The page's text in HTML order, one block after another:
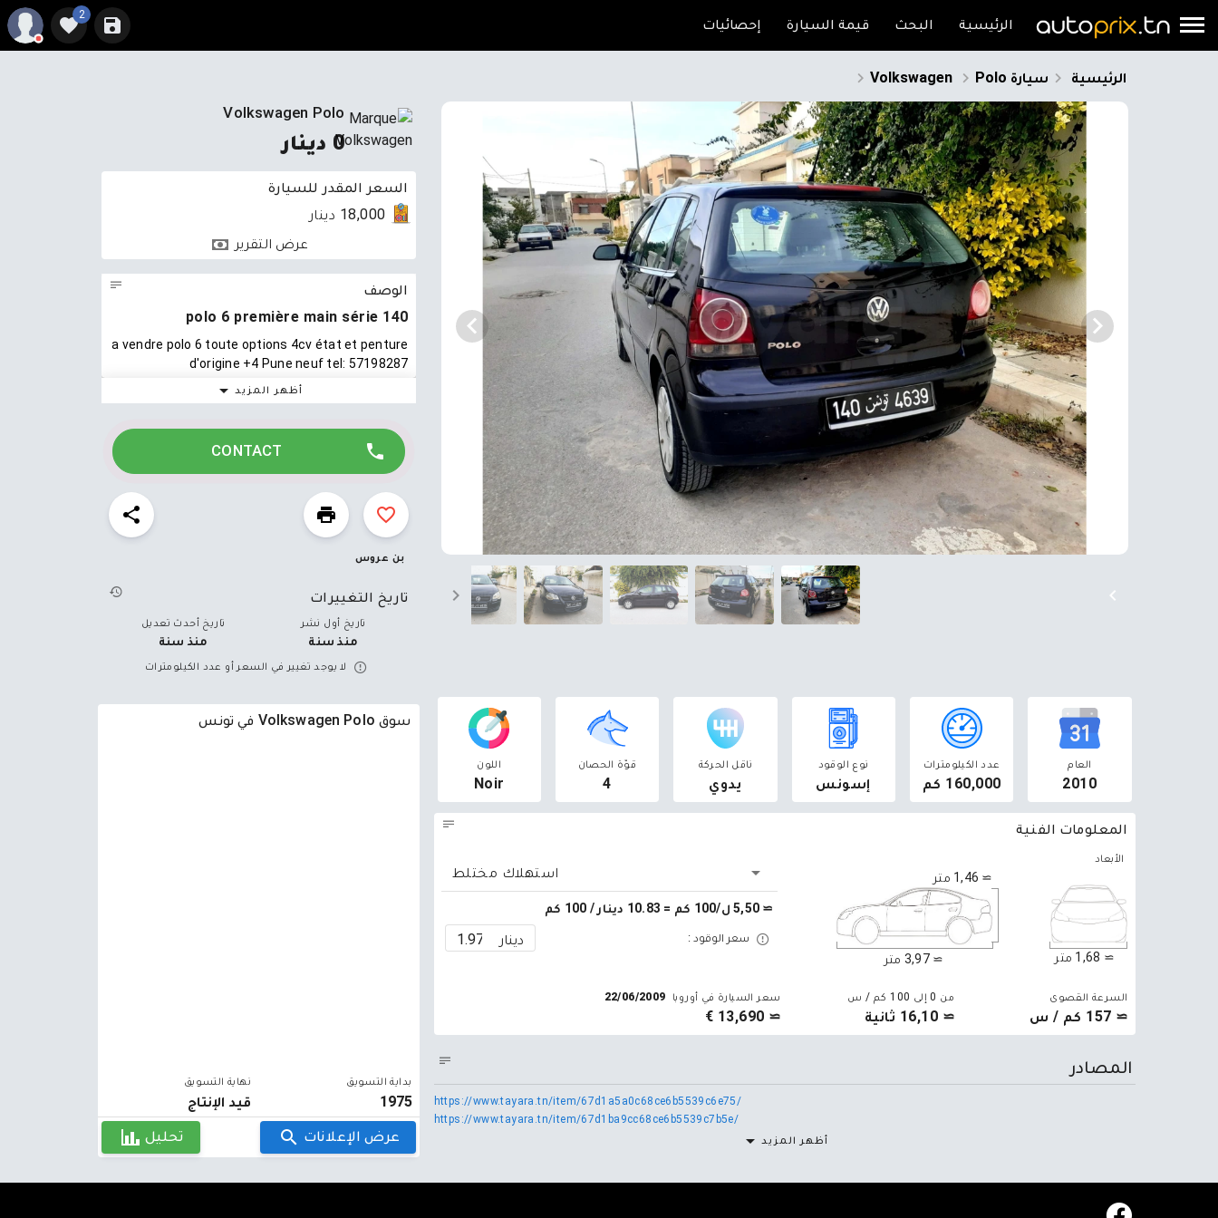
الرئيسية البحث قيمة السيارة إحصائيات
2
الرئيسية سيارة Volkswagen Polo
Volkswagen Polo
0 دينار
السعر المقدر للسيارة
18,000 دينار
عرض التقرير
الوصف
polo 6 première main série 140
a vendre polo 6 toute options 4cv état et penture
d'origine +4 Pune neuf tel: 57198287
أظهر المزيد
CONTACT
بن عروس
تاريخ التغييرات
تاريخ أول نشر
منذ سنة
تاريخ أحدث تعديل
منذ سنة
لا يوجد تغيير في السعر أو عدد الكيلومترات
العام
2010
عدد الكيلومترات
160,000 كم
نوع الوقود
إسونس
ناقل الحركة
يدوي
قوّة الحصان
4
اللون
Noir
المعلومات الفنية
الأبعاد
≃ 1,46 متر
≃ 3,97 متر ≃ 1,68 متر
استهلاك مختلط
≃ 5,50 ل/100 كم = 10.83 دينار / 100 كم
سعر الوقود : دينار
السرعة القصوى
≃ 157 كم / س
من 0 إلى 100 كم / س
≃ 16,10 ثانية
سعر السيارة في أوروبا 22/06/2009
≃ 13,690 €
المصادر
https://www.tayara.tn/item/67d1a5a0c68ce6b5539c6e75/
https://www.tayara.tn/item/67d1ba9cc68ce6b5539c7b5e/
أظهر المزيد
سوق Volkswagen Polo في تونس
بداية التسويق
1975
نهاية التسويق
قيد الإنتاج
عرض الإعلانات تحليل